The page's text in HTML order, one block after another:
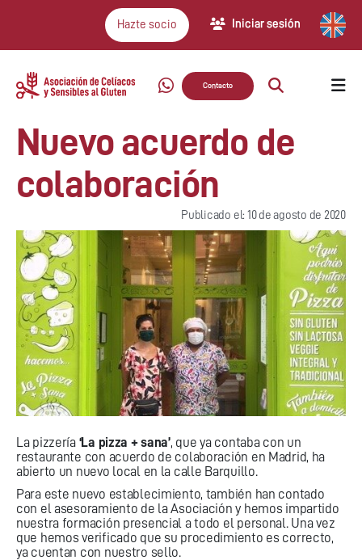
Hazte socio Iniciar sesión
Contacto
Nuevo acuerdo de
colaboración
Publicado el: 10 de agosto de 2020
La pizzería ‘La pizza + sana’, que ya contaba con un
restaurante con acuerdo de colaboración en Madrid, ha
abierto un nuevo local en la calle Barquillo.
Para este nuevo establecimiento, también han contado
con el asesoramiento de la Asociación y hemos impartido
nuestra formación presencial a todo el personal. Una vez
que hemos verificado que su procedimiento es correcto,
ya cuentan con nuestro sello.